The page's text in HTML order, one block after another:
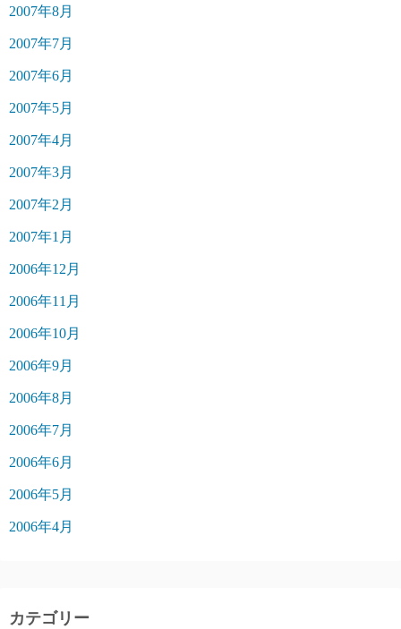
2007年8月
2007年7月
2007年6月
2007年5月
2007年4月
2007年3月
2007年2月
2007年1月
2006年12月
2006年11月
2006年10月
2006年9月
2006年8月
2006年7月
2006年6月
2006年5月
2006年4月
カテゴリー